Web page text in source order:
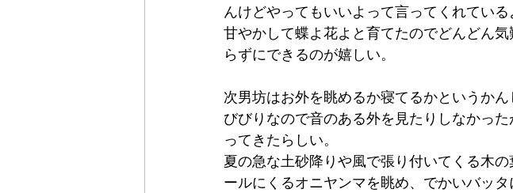
んけどやってもいいよって言ってくれている
甘やかして蝶よ花よと育てたのでどんどん
らずにできるのが嬉しい。
次男坊はお外を眺めるか寝てるかというかん
びびりなので音のある外を見たりしなかっ
ってきたらしい。
夏の急な土砂降りや風で張り付いてくる木
ールにくるオニヤンマを眺め、でかいバッタ